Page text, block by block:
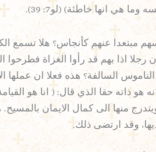
هي انها خاطئة) (لو7: 39).
مبتعدا عنهم كأنجاس؟ هلا تسمع
رجلا اذا بهم قد رأوا الغزاة
الحق صور الناموس السالفة؟ هذه فعلا
ويتدرج منها الى كمال الايمان
وقد ارتضى ذلك.